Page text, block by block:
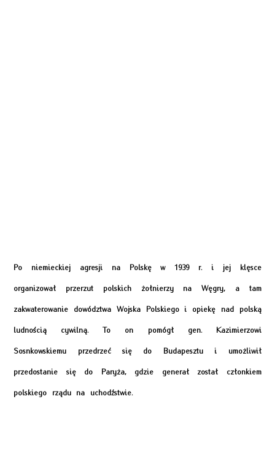
Po niemieckiej agresji na Polskę w 1939 r. i jej klęsce
organizował przerzut polskich żołnierzy na Węgry, a tam
zakwaterowanie dowództwa Wojska Polskiego i opiekę nad polską
ludnością cywilną. To on pomógł gen. Kazimierzowi
Sosnkowskiemu przedrzeć się do Budapesztu i umożliwił
przedostanie się do Paryża, gdzie generał został członkiem
polskiego rządu na uchodźstwie.